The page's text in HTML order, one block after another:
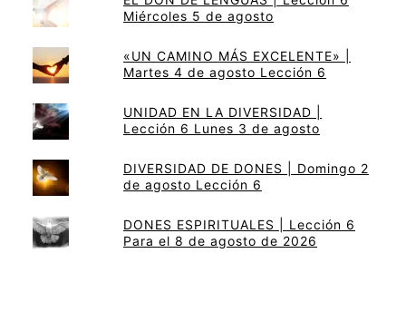
Miércoles 5 de agosto
«UN CAMINO MÁS EXCELENTE» |
Martes 4 de agosto Lección 6
UNIDAD EN LA DIVERSIDAD |
Lección 6 Lunes 3 de agosto
DIVERSIDAD DE DONES | Domingo 2
de agosto Lección 6
DONES ESPIRITUALES | Lección 6
Para el 8 de agosto de 2026